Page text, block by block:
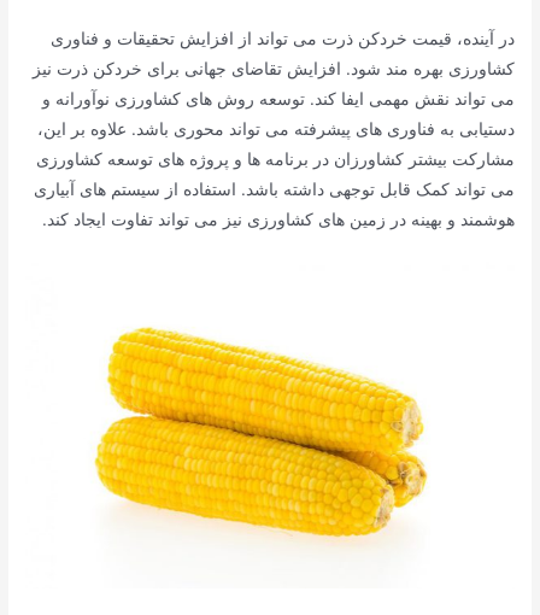
در آینده، قیمت خردکن ذرت می تواند از افزایش تحقیقات و فناوری
کشاورزی بهره مند شود. افزایش تقاضای جهانی برای خردکن ذرت نیز
می تواند نقش مهمی ایفا کند. توسعه روش های کشاورزی نوآورانه و
دستیابی به فناوری های پیشرفته می تواند محوری باشد. علاوه بر این،
مشارکت بیشتر کشاورزان در برنامه ها و پروژه های توسعه کشاورزی
می تواند کمک قابل توجهی داشته باشد. استفاده از سیستم های آبیاری
هوشمند و بهینه در زمین های کشاورزی نیز می تواند تفاوت ایجاد کند.